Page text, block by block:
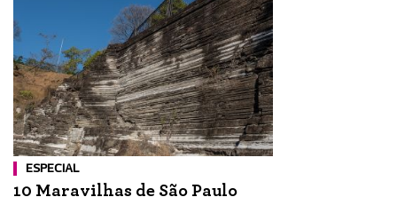
ESPECIAL
10 Maravilhas de São Paulo